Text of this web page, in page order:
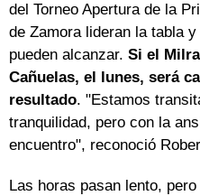
del Torneo Apertura de la
de Zamora lideran la tabla
pueden alcanzar. Si el
Cañuelas, el lunes, será
resultado. "Estamos
tranquilidad, pero con la
encuentro", reconoció
Las horas pasan lento,